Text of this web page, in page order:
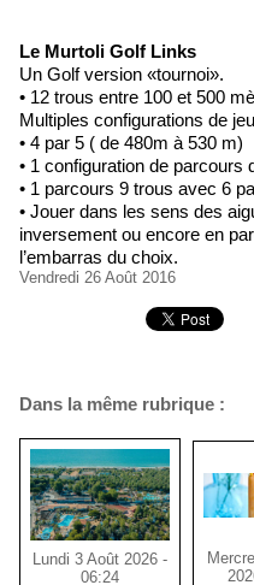
Le Murtoli Golf Links
Un Golf version «tournoi».
• 12 trous entre 100 et 500
Multiples configurations de
• 4 par 5 ( de 480m à 530 m)
• 1 configuration de parcours
• 1 parcours 9 trous avec 6
• Jouer dans les sens des
inversement ou encore en
l’embarras du choix.
Vendredi 26 Août 2016
Dans la même rubrique :
Lundi 3 Août 2026 -
06:24